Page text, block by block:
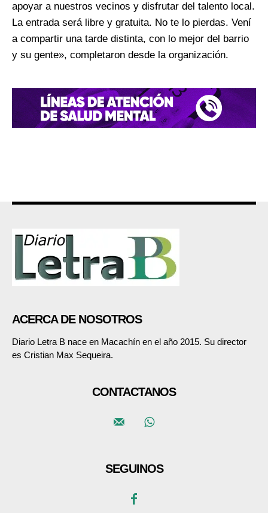
apoyar a nuestros vecinos y disfrutar del talento local.
La entrada será libre y gratuita. No te lo pierdas. Vení
a compartir una tarde distinta, con lo mejor del barrio
y su gente», completaron desde la organización.
ACERCA DE NOSOTROS
Diario Letra B nace en Macachín en el año 2015. Su director
es Cristian Max Sequeira.
CONTACTANOS
SEGUINOS